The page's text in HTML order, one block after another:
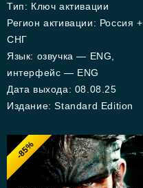
Тип: Ключ активации
Регион активации: Россия +
СНГ
Язык: озвучка — ENG,
интерфейс — ENG
Дата выхода: 08.08.25
Издание: Standard Edition
-85%